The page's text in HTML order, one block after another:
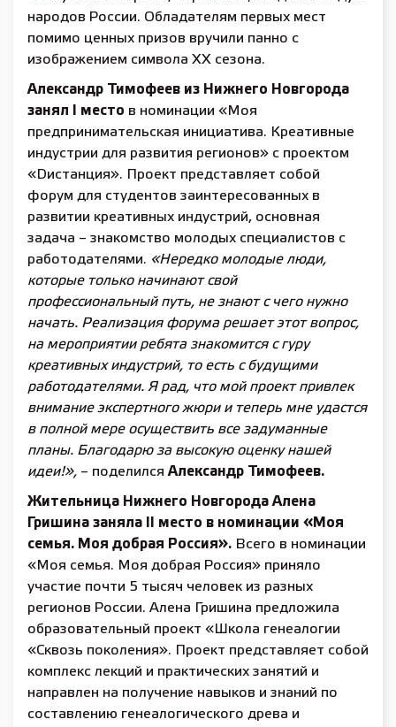
народов России. Обладателям первых мест
помимо ценных призов вручили панно с
изображением символа ХХ сезона.
Александр Тимофеев из Нижнего Новгорода
занял I место в номинации «Моя
предпринимательская инициатива. Креативные
индустрии для развития регионов» с проектом
«Dистанция». Проект представляет собой
форум для студентов заинтересованных в
развитии креативных индустрий, основная
задача – знакомство молодых специалистов с
работодателями. «Нередко молодые люди,
которые только начинают свой
профессиональный путь, не знают с чего нужно
начать. Реализация форума решает этот вопрос,
на мероприятии ребята знакомится с гуру
креативных индустрий, то есть с будущими
работодателями. Я рад, что мой проект привлек
внимание экспертного жюри и теперь мне удастся
в полной мере осуществить все задуманные
планы. Благодарю за высокую оценку нашей
идеи!», – поделился Александр Тимофеев.
Жительница Нижнего Новгорода Алена
Гришина заняла
место в номинации «Моя
семья. Моя добрая Россия». Всего в номинации
«Моя семья. Моя добрая Россия» приняло
участие почти 5 тысяч человек из разных
регионов России. Алена Гришина предложила
образовательный проект «Школа генеалогии
«Сквозь поколения». Проект представляет собой
комплекс лекций и практических занятий и
направлен на получение навыков и знаний по
составлению генеалогического древа и